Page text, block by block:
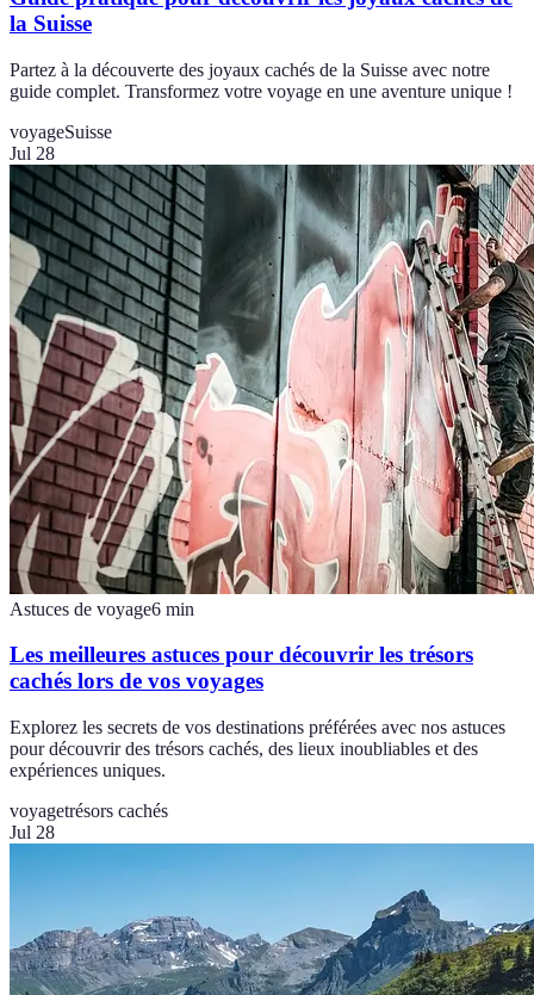
la Suisse
Partez à la découverte des joyaux cachés de la Suisse avec notre
guide complet. Transformez votre voyage en une aventure unique !
voyageSuisse
Jul 28
Astuces de voyage6 min
Les meilleures astuces pour découvrir les trésors
cachés lors de vos voyages
Explorez les secrets de vos destinations préférées avec nos astuces
pour découvrir des trésors cachés, des lieux inoubliables et des
expériences uniques.
voyagetrésors cachés
Jul 28